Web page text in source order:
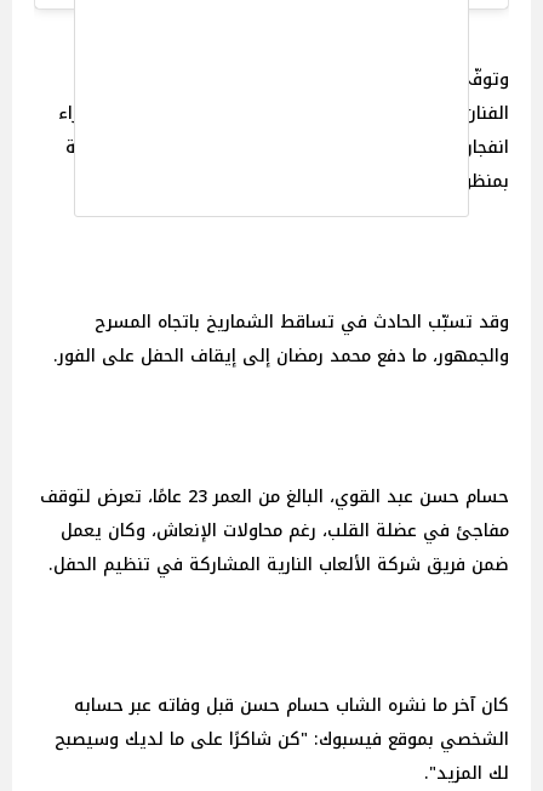
وتوفّي الشاب حسام حسن عبد القوي، أحد منظمي حفل
الفنان محمد رمضان في بورتو مارينا بالساحل الشمالي، جرّاء
انفجار نجم عن خلل فني في إحدى أسطوانات الغاز المتصلة
بمنظومة إطلاق الألعاب النارية.
وقد تسبّب الحادث في تساقط الشماريخ باتجاه المسرح
والجمهور، ما دفع محمد رمضان إلى إيقاف الحفل على الفور.
حسام حسن عبد القوي، البالغ من العمر 23 عامًا، تعرض لتوقف
مفاجئ في عضلة القلب، رغم محاولات الإنعاش، وكان يعمل
ضمن فريق شركة الألعاب النارية المشاركة في تنظيم الحفل.
كان آخر ما نشره الشاب حسام حسن قبل وفاته عبر حسابه
الشخصي بموقع فيسبوك: "كن شاكرًا على ما لديك وسيصبح
لك المزيد".